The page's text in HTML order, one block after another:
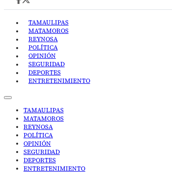
TAMAULIPAS
MATAMOROS
REYNOSA
POLÍTICA
OPINIÓN
SEGURIDAD
DEPORTES
ENTRETENIMIENTO
TAMAULIPAS
MATAMOROS
REYNOSA
POLÍTICA
OPINIÓN
SEGURIDAD
DEPORTES
ENTRETENIMIENTO